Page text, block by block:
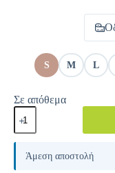
S M L
Σε απόθεμα
A
Άμεση αποστολή